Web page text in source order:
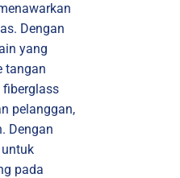
Dengan
yang
tangan
fiberglass
pelanggan,
Dengan
pada